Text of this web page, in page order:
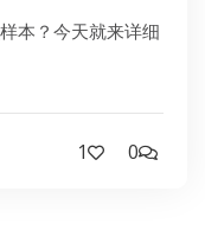
本？今天就来详细
1 0